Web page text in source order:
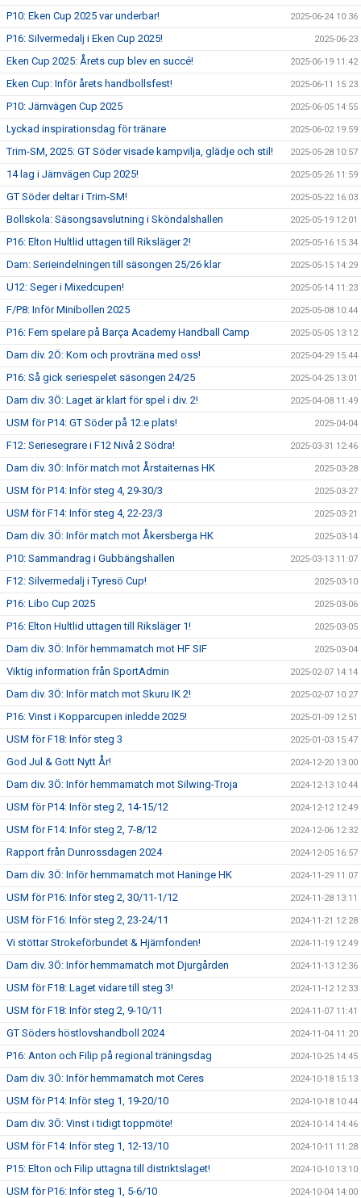
P10: Eken Cup 2025 var underbar! 2025-06-24 10:36
P16: Silvermedalj i Eken Cup 2025! 2025-06-23
Eken Cup 2025: Årets cup blev en succé! 2025-06-19 11:42
Eken Cup: Inför årets handbollsfest! 2025-06-11 15:23
P10: Järnvägen Cup 2025 2025-06-05 14:55
Lyckad inspirationsdag för tränare 2025-06-02 19:59
Trim-SM, 2025: GT Söder visade kampvilja, glädje och stil! 2025-05-28 10:57
14 lag i Järnvägen Cup 2025! 2025-05-26 11:59
GT Söder deltar i Trim-SM! 2025-05-22 16:03
Bollskola: Säsongsavslutning i Sköndalshallen 2025-05-19 12:01
P16: Elton Hultlid uttagen till Riksläger 2! 2025-05-16 15:34
Dam: Serieindelningen till säsongen 25/26 klar 2025-05-15 14:29
U12: Seger i Mixedcupen! 2025-05-14 11:23
F/P8: Inför Minibollen 2025 2025-05-08 10:44
P16: Fem spelare på Barça Academy Handball Camp 2025-05-05 13:12
Dam div. 2Ö: Kom och provträna med oss! 2025-04-29 15:44
P16: Så gick seriespelet säsongen 24/25 2025-04-25 13:01
Dam div. 3Ö: Laget är klart för spel i div. 2! 2025-04-08 11:49
USM för P14: GT Söder på 12:e plats! 2025-04-04
F12: Seriesegrare i F12 Nivå 2 Södra! 2025-03-31 12:46
Dam div. 3Ö: Inför match mot Årstaiternas HK 2025-03-28
USM för P14: Inför steg 4, 29-30/3 2025-03-27
USM för F14: Inför steg 4, 22-23/3 2025-03-21
Dam div. 3Ö: Inför match mot Åkersberga HK 2025-03-14
P10: Sammandrag i Gubbängshallen 2025-03-13 11:07
F12: Silvermedalj i Tyresö Cup! 2025-03-10
P16: Libo Cup 2025 2025-03-06
P16: Elton Hultlid uttagen till Riksläger 1! 2025-03-05
Dam div. 3Ö: Inför hemmamatch mot HF SIF 2025-03-04
Viktig information från SportAdmin 2025-02-07 14:14
Dam div. 3Ö: Inför match mot Skuru IK 2! 2025-02-07 10:27
P16: Vinst i Kopparcupen inledde 2025! 2025-01-09 12:51
USM för F18: Inför steg 3 2025-01-03 15:47
God Jul & Gott Nytt År! 2024-12-20 13:00
Dam div. 3Ö: Inför hemmamatch mot Silwing-Troja 2024-12-13 10:44
USM för P14: Inför steg 2, 14-15/12 2024-12-12 12:49
USM för F14: Inför steg 2, 7-8/12 2024-12-06 12:32
Rapport från Dunrossdagen 2024 2024-12-05 16:57
Dam div. 3Ö: Inför hemmamatch mot Haninge HK 2024-11-29 11:07
USM för P16: Inför steg 2, 30/11-1/12 2024-11-28 13:11
USM för F16: Inför steg 2, 23-24/11 2024-11-21 12:28
Vi stöttar Strokeförbundet & Hjärnfonden! 2024-11-19 12:49
Dam div. 3Ö: Inför hemmamatch mot Djurgården 2024-11-13 12:36
USM för F18: Laget vidare till steg 3! 2024-11-12 12:33
USM för F18: Inför steg 2, 9-10/11 2024-11-07 11:41
GT Söders höstlovshandboll 2024 2024-11-04 11:20
P16: Anton och Filip på regional träningsdag 2024-10-25 14:45
Dam div. 3Ö: Inför hemmamatch mot Ceres 2024-10-18 15:13
USM för P14: Inför steg 1, 19-20/10 2024-10-18 10:44
Dam div. 3Ö: Vinst i tidigt toppmöte! 2024-10-14 14:46
USM för F14: Inför steg 1, 12-13/10 2024-10-11 11:28
P15: Elton och Filip uttagna till distriktslaget! 2024-10-10 13:10
USM för P16: Inför steg 1, 5-6/10 2024-10-04 14:00